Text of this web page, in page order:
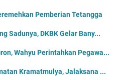
Pemberian Tetangga
Sadunya, DKBK Gelar Bany...
Wahyu Perintahkan Pegawa...
Kramatmulya, Jalaksana ...